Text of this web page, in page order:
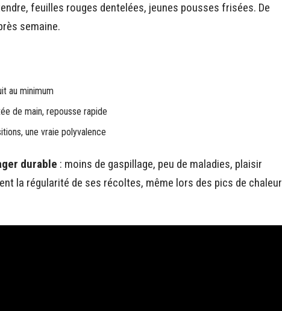
feuilles rouges dentelées, jeunes pousses frisées. De
semaine.
au minimum
de main, repousse rapide
une vraie polyvalence
durable : moins de gaspillage, peu de maladies, plaisir
la régularité de ses récoltes, même lors des pics de chaleur